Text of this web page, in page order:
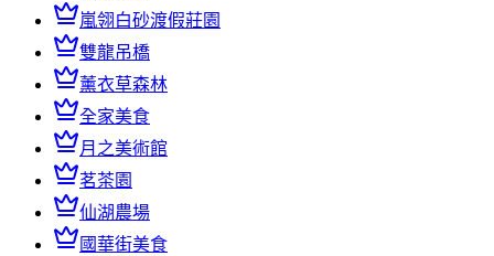
嵐翎白砂渡假莊園
雙龍吊橋
薰衣草森林
全家美食
月之美術館
茗茶園
仙湖農場
國華街美食